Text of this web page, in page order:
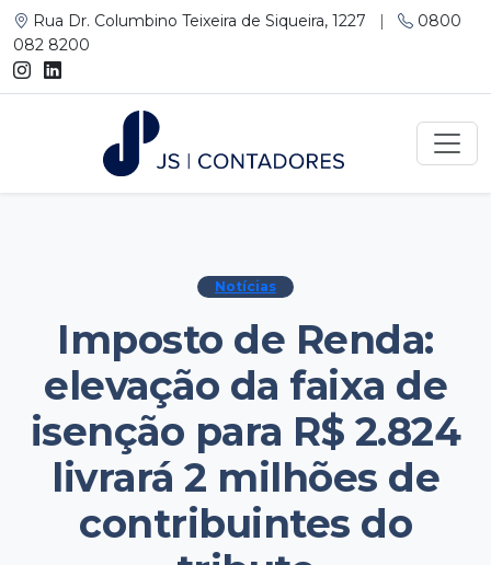
Rua Dr. Columbino Teixeira de Siqueira, 1227 |
0800
082 8200
Notícias
Imposto de Renda:
elevação da faixa de
isenção para R$ 2.824
livrará 2 milhões de
contribuintes do